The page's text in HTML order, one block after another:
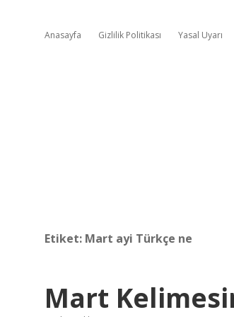
Anasayfa Gizlilik Politikası Yasal Uyarı
Etiket: Mart ayi Türkçe ne
Mart